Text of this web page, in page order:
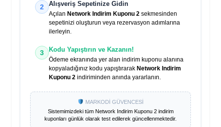
2 Alışveriş Sepetinize Gidin
Açılan Network Indirim Kuponu 2 sekmesinden
sepetinizi oluşturun veya rezervasyon adımlarına
ilerleyin.
3 Kodu Yapıştırın ve Kazanın!
Ödeme ekranında yer alan indirim kuponu alanına
kopyaladığınız kodu yapıştırarak Network Indirim
Kuponu 2 indiriminden anında yararlanın.
MARKODİ GÜVENCESİ
Sistemimizdeki tüm Network Indirim Kuponu 2indirim
kuponları günlük olarak test edilerek güncellenmektedir.